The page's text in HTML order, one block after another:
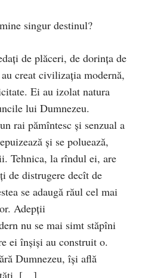
singur destinul?
de plăceri, de dorinţa de
creat civilizaţia modernă,
Ei au izolat natura
lui Dumnezeu.
rai pămîntesc şi senzual a
şi se poluează,
Tehnica, la rîndul ei, are
de distrugere decît de
se adaugă răul cel mai
Adepţii
nu se mai simt stăpîni
ei înşişi au construit o.
Dumnezeu, îşi află
[…]